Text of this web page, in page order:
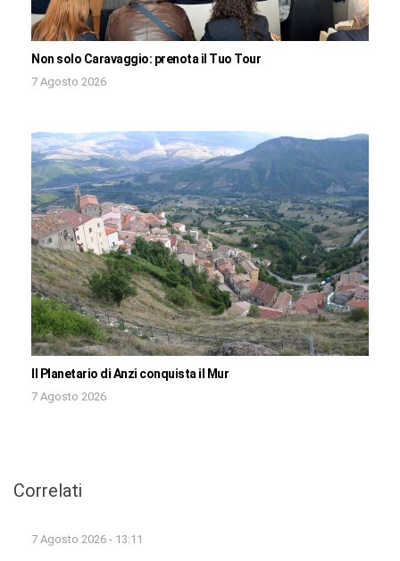
Non solo Caravaggio: prenota il Tuo Tour
7 Agosto 2026
Il Planetario di Anzi conquista il Mur
7 Agosto 2026
Correlati
7 Agosto 2026 - 13:11